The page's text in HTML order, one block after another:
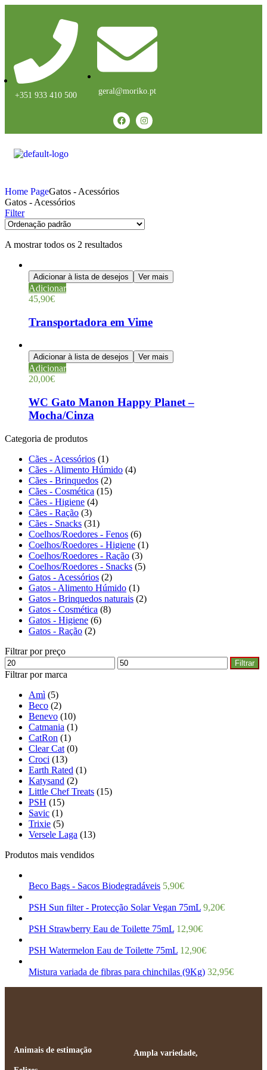
+351 933 410 500 geral@moriko.pt
Home PageGatos - Acessórios
Gatos - Acessórios
Filter
A mostrar todos os 2 resultados
Adicionar à lista de desejos Ver mais
Adicionar
45,90€
Transportadora em Vime
Adicionar à lista de desejos Ver mais
Adicionar
20,00€
WC Gato Manon Happy Planet –
Mocha/Cinza
Categoria de produtos
Cães - Acessórios (1)
Cães - Alimento Húmido (4)
Cães - Brinquedos (2)
Cães - Cosmética (15)
Cães - Higiene (4)
Cães - Ração (3)
Cães - Snacks (31)
Coelhos/Roedores - Fenos (6)
Coelhos/Roedores - Higiene (1)
Coelhos/Roedores - Ração (3)
Coelhos/Roedores - Snacks (5)
Gatos - Acessórios (2)
Gatos - Alimento Húmido (1)
Gatos - Brinquedos naturais (2)
Gatos - Cosmética (8)
Gatos - Higiene (6)
Gatos - Ração (2)
Filtrar por preço
Filtrar
Filtrar por marca
Amì (5)
Beco (2)
Benevo (10)
Catmania (1)
CatRon (1)
Clear Cat (0)
Croci (13)
Earth Rated (1)
Katysand (2)
Little Chef Treats (15)
PSH (15)
Savic (1)
Trixie (5)
Versele Laga (13)
Produtos mais vendidos
Beco Bags - Sacos Biodegradáveis 5,90€
PSH Sun filter - Protecção Solar Vegan 75mL 9,20€
PSH Strawberry Eau de Toilette 75mL 12,90€
PSH Watermelon Eau de Toilette 75mL 12,90€
Mistura variada de fibras para chinchilas (9Kg) 32,95€
Animais de estimação Ampla variedade,